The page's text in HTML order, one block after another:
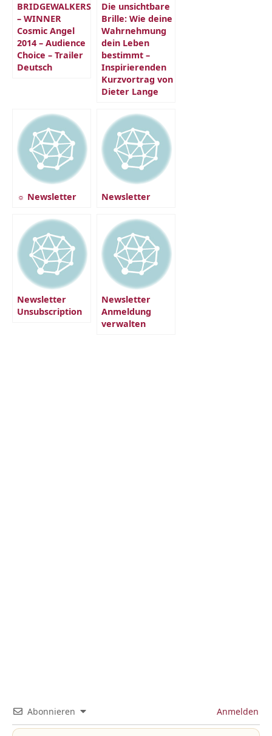
BRIDGEWALKERS
– WINNER
Cosmic Angel
2014 – Audience
Choice – Trailer
Deutsch
Die unsichtbare
Brille: Wie deine
Wahrnehmung
dein Leben
bestimmt –
Inspirierenden
Kurzvortrag von
Dieter Lange
☼ Newsletter Newsletter
Newsletter
Unsubscription
Newsletter
Anmeldung
verwalten
Abonnieren Anmelden